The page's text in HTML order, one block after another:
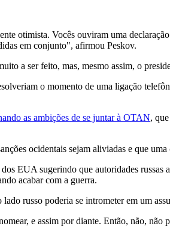
otimista. Vocês ouviram uma
em conjunto", afirmou Peskov.
a ser feito, mas, mesmo assim, o
o momento de uma ligação
as ambições de se juntar à OTAN,
ocidentais sejam aliviadas e que
EUA sugerindo que autoridades
acabar com a guerra.
russo poderia se intrometer em um
e assim por diante. Então, não,